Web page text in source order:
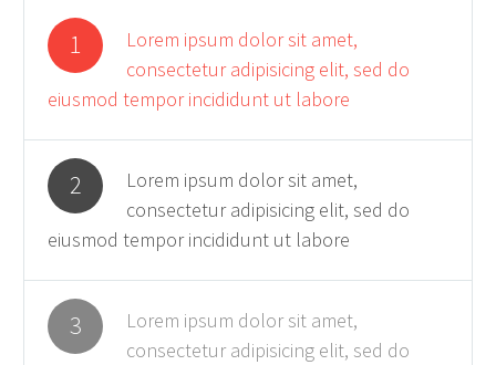
1
Lorem ipsum dolor sit amet,
consectetur adipisicing elit, sed do
eiusmod tempor incididunt ut labore
2
Lorem ipsum dolor sit amet,
consectetur adipisicing elit, sed do
eiusmod tempor incididunt ut labore
3
Lorem ipsum dolor sit amet,
consectetur adipisicing elit, sed do